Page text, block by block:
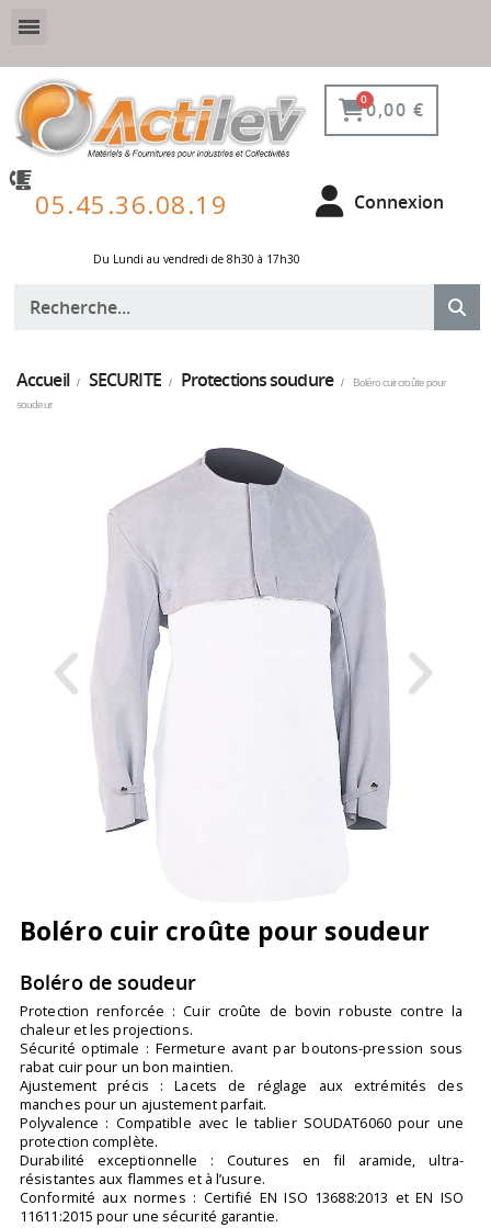
0,00 €
05.45.36.08.19 Connexion
Du Lundi au vendredi de 8h30 à 17h30 ​
Accueil SECURITE Protections soudure
Boléro cuir croûte pour
soudeur
Boléro cuir croûte pour soudeur
Boléro de soudeur
Protection renforcée : Cuir croûte de bovin robuste contre la
chaleur et les projections.
Sécurité optimale : Fermeture avant par boutons-pression sous
rabat cuir pour un bon maintien.
Ajustement précis : Lacets de réglage aux extrémités des
manches pour un ajustement parfait.
Polyvalence : Compatible avec le tablier SOUDAT6060 pour une
protection complète.
Durabilité exceptionnelle : Coutures en fil aramide, ultra-
résistantes aux flammes et à l’usure.
Conformité aux normes : Certifié EN ISO 13688:2013 et EN ISO
11611:2015 pour une sécurité garantie.